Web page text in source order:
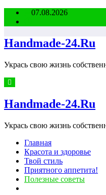
Перейти07.08.2026
Handmade-24.Ru
Укрась свою жизнь
Handmade-24.Ru
Укрась свою жизнь
Главная
Красота и здоровье
Твой стиль
Приятного аппетита!
Полезные советы